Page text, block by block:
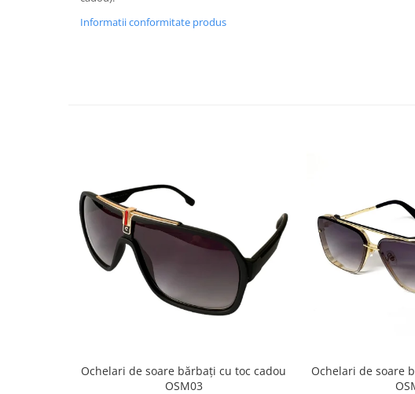
Informatii conformitate produs
Ochelari de soare bărbați cu toc cadou
OSM03
Ochelari de soare